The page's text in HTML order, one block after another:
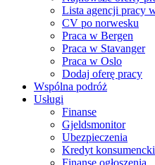
Lista agencji pracy
CV po norwesku
Praca w Bergen
Praca w Stavanger
Praca w Oslo
Dodaj oferę pracy
Wspólna podróż
Usługi
Finanse
Gjeldsmonitor
Ubezpieczenia
Kredyt konsumencki
Finanse ogłoszenia